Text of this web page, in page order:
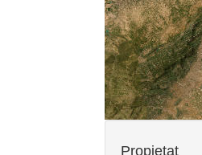
Propietat